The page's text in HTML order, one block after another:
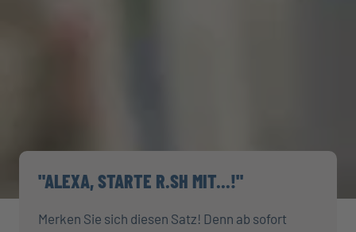
"ALEXA, STARTE R.SH MIT...!"
Merken Sie sich diesen Satz! Denn ab sofort